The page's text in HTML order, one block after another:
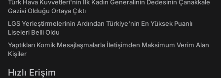
Türk Hava Kuvvetleri'nin İlk Kadın Generalinin Dedesinin Çanakkale
Gazisi Olduğu Ortaya Çıktı
LGS Yerleştirmelerinin Ardından Türkiye'nin En Yüksek Puanlı
Liseleri Belli Oldu
Yaptıkları Komik Mesajlaşmalarla İletişimden Maksimum Verim Alan
Kişiler
Hızlı Erişim